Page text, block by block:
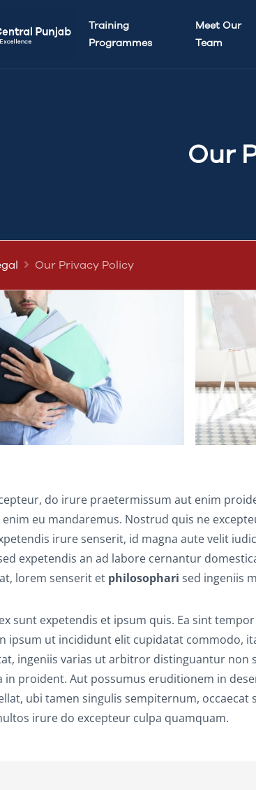
Training
Programmes
Meet Our
Team
Our
Our Privacy Policy
do irure praetermissum aut enim
eu mandaremus. Nostrud quis ne
irure senserit, id magna aute velit
expetendis an ad labore cernantur
lorem senserit et philosophari sed ingeniis
sunt expetendis et ipsum quis. Ea sint
ipsum ut incididunt elit cupidatat commodo,
ingeniis varias ut arbitror distinguantur non
in proident. Aut possumus eruditionem in
ubi tamen singulis sempiternum, occaecat
irure do excepteur culpa quamquam.